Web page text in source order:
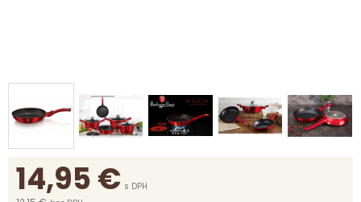
14,95€ s DPH